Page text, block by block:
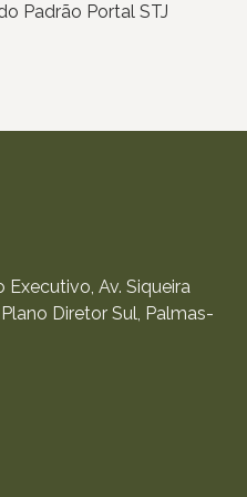
Padrão Portal STJ
Av. Siqueira
Diretor Sul, Palmas-